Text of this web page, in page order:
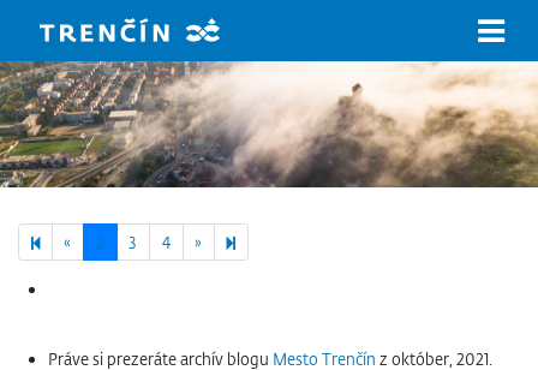
« Previous page
2 3 4 » Next page
7
Práve si prezeráte archív blogu Mesto Trenčín z október, 2021.